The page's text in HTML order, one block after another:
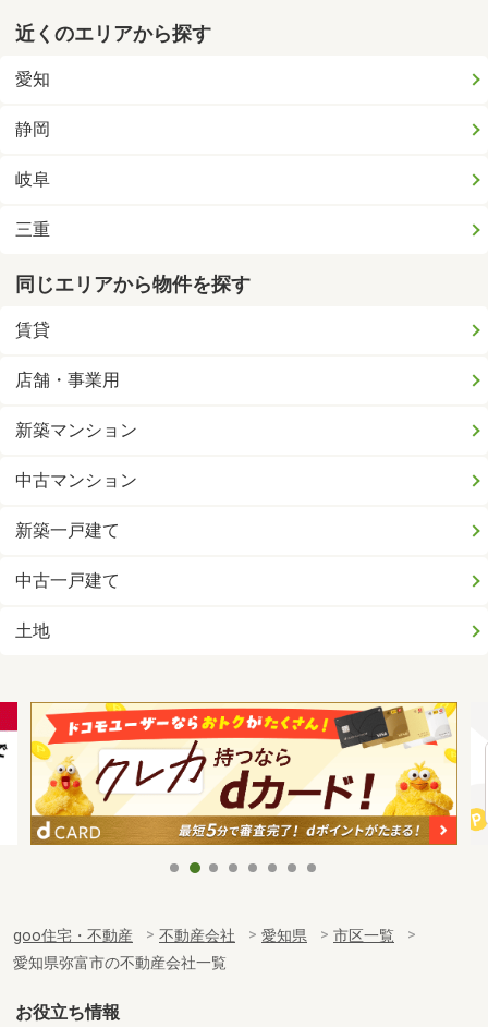
近くのエリアから探す
愛知
静岡
岐阜
三重
同じエリアから物件を探す
賃貸
店舗・事業用
新築マンション
中古マンション
新築一戸建て
中古一戸建て
土地
goo住宅・不動産 不動産会社 愛知県
市区一覧
愛知県弥富市の不動産会社一覧
お役立ち情報